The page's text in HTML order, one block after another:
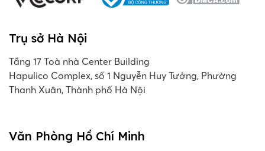
Trụ sở Hà Nội
Tầng 17 Toà nhà Center Building
Hapulico Complex, số 1 Nguyễn Huy Tưởng, Phường
Thanh Xuân, Thành phố Hà Nội
Văn Phòng Hồ Chí Minh